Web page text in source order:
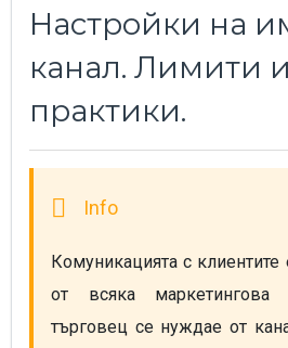
Настройки на
канал. Лимити
практики.
Комуникацията с
от всяка маркетингова
търговец се нуждае от